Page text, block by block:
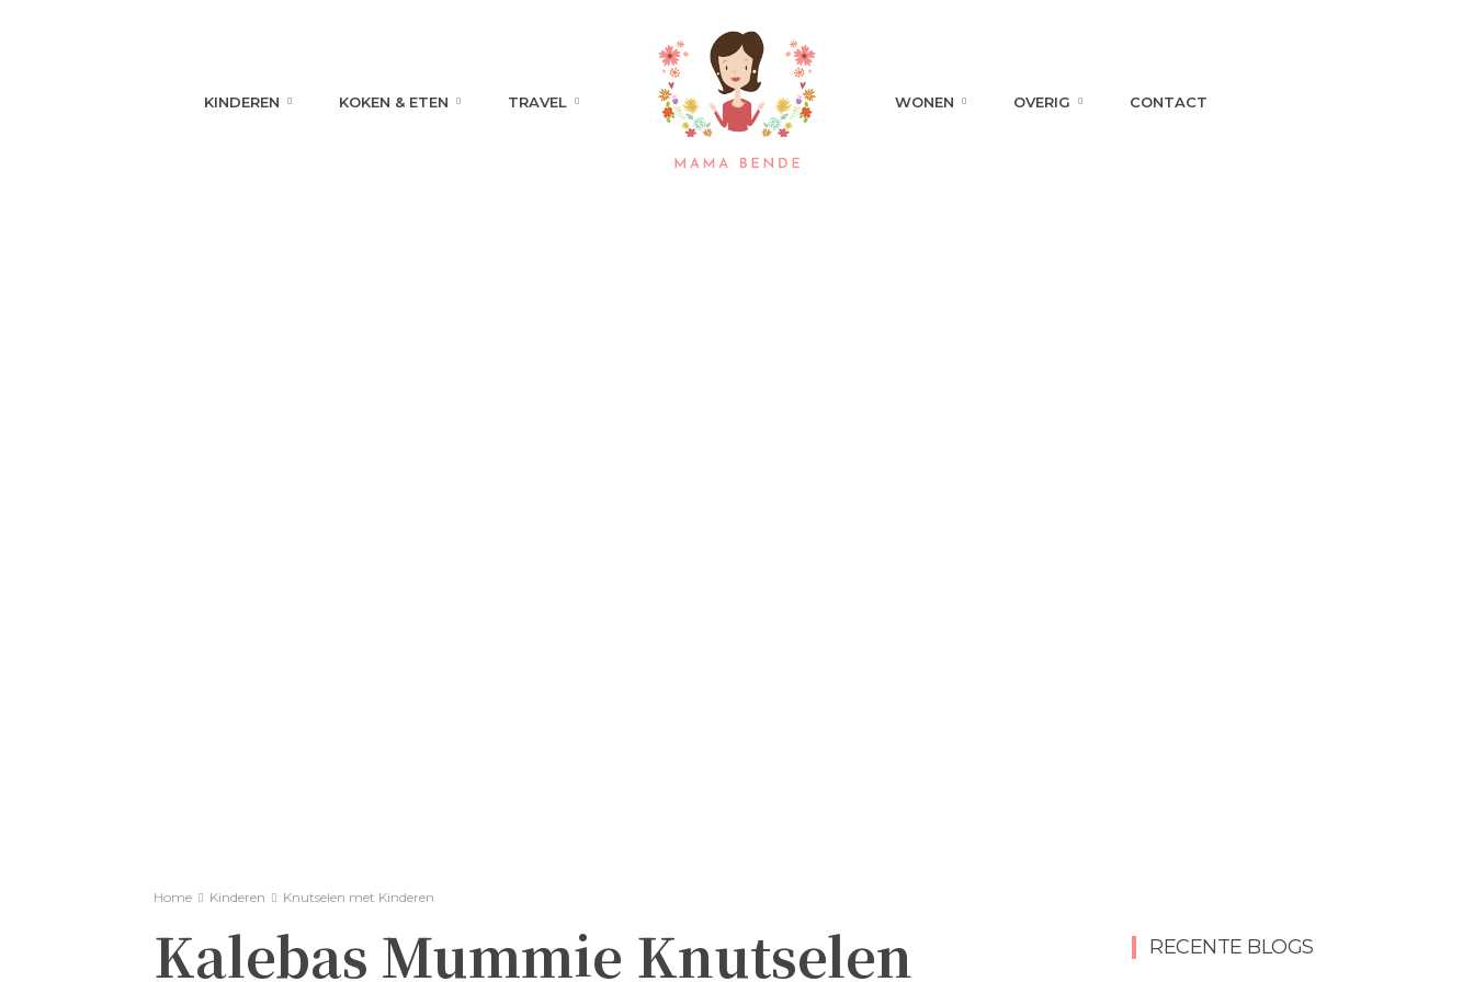
KINDEREN KOKEN & ETEN TRAVEL WONEN OVERIG CONTACT
Home Kinderen Knutselen met Kinderen
Kalebas Mummie Knutselen RECENTE BLOGS